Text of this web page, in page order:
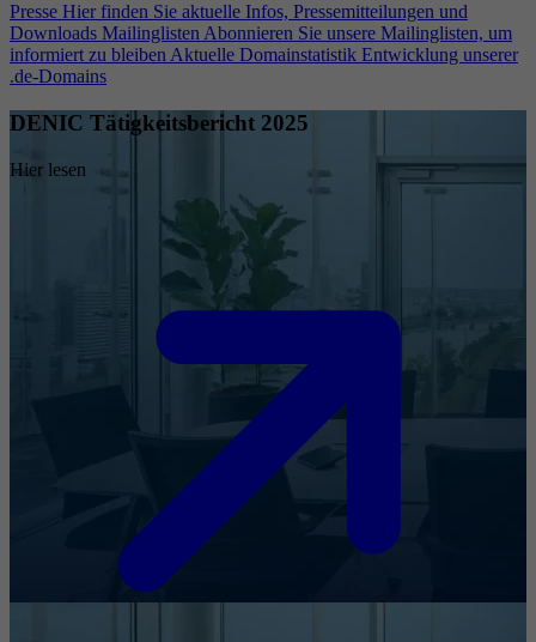
Presse Hier finden Sie aktuelle Infos, Pressemitteilungen und
Downloads Mailinglisten Abonnieren Sie unsere Mailinglisten, um
informiert zu bleiben Aktuelle Domainstatistik Entwicklung unserer
.de-Domains
DENIC Tätigkeitsbericht 2025
Hier lesen